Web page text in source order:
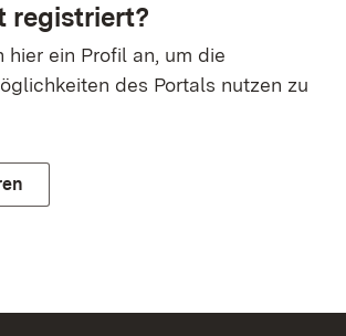
registriert?
hier ein Profil an, um die
des Portals nutzen zu